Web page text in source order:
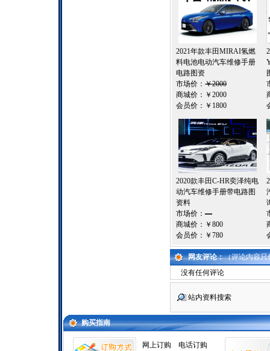
2021年款丰田MIRAI氢燃
料电池电动汽车维修手册
电路图资
市场价： ￥2000
商城价： ￥2000
会员价： ￥1800
2020款丰田C-HR奕泽纯电
动汽车维修手册带电路图
资料
市场价： —
商城价： ￥800
会员价： ￥780
网友评论：（评论内容只
没有任何评论
站内资料搜索
购买指南
网上订购
电话订购